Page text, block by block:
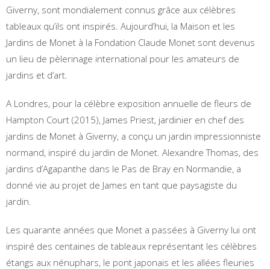
Giverny, sont mondialement connus grâce aux célèbres
tableaux qu’ils ont inspirés. Aujourd’hui, la Maison et les
Jardins de Monet à la Fondation Claude Monet sont devenus
un lieu de pèlerinage international pour les amateurs de
jardins et d’art.
A Londres, pour la célèbre exposition annuelle de fleurs de
Hampton Court (2015), James Priest, jardinier en chef des
jardins de Monet à Giverny, a conçu un jardin impressionniste
normand, inspiré du jardin de Monet. Alexandre Thomas, des
jardins d’Agapanthe dans le Pas de Bray en Normandie, a
donné vie au projet de James en tant que paysagiste du
jardin.
Les quarante années que Monet a passées à Giverny lui ont
inspiré des centaines de tableaux représentant les célèbres
étangs aux nénuphars, le pont japonais et les allées fleuries